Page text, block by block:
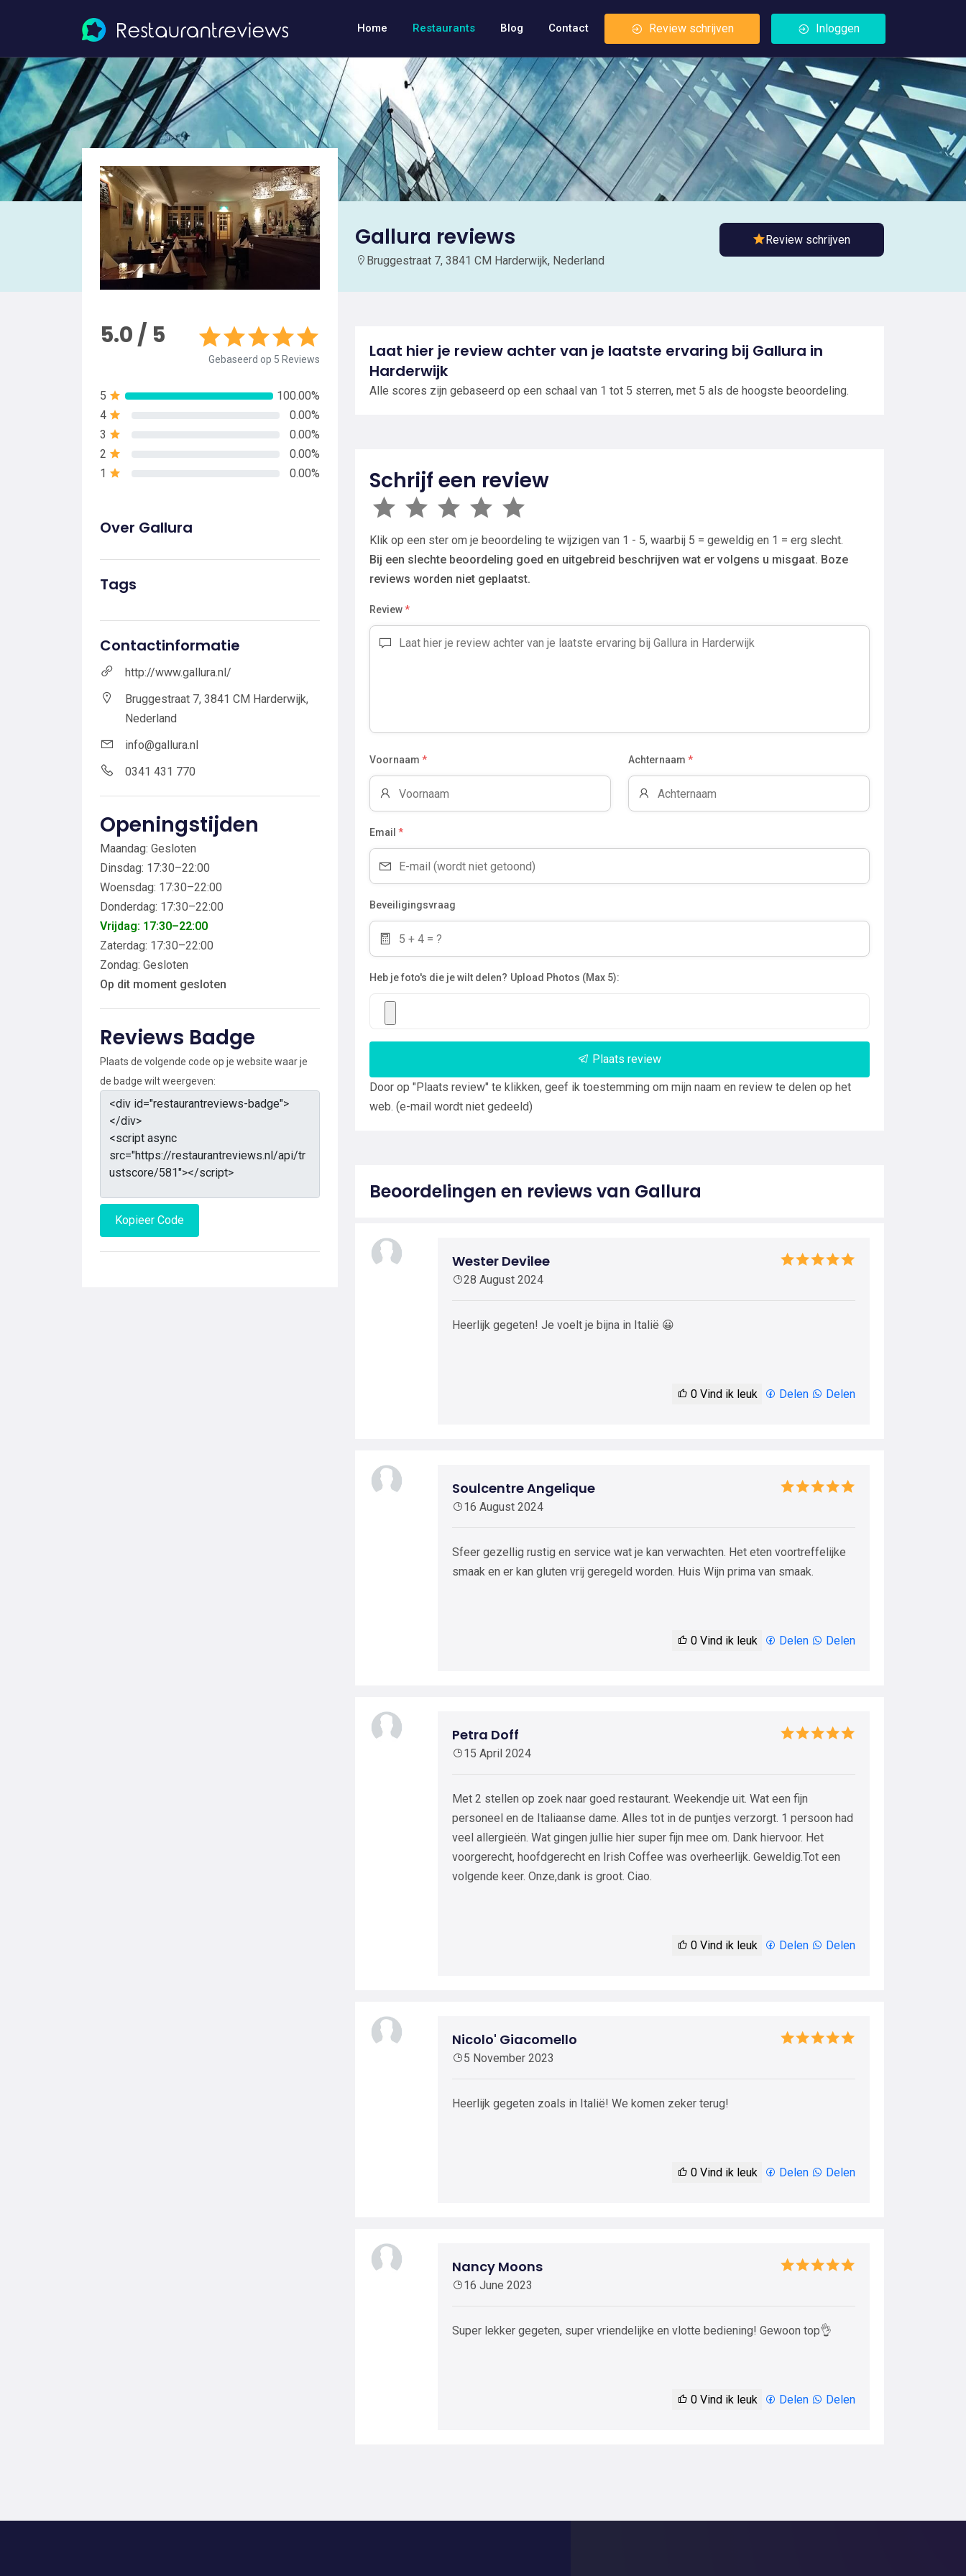
Home Restaurants Blog Contact Review schrijven Inloggen
Gallura reviews
Bruggestraat 7, 3841 CM Harderwijk, Nederland
Review schrijven
5.0 / 5
Gebaseerd op 5 Reviews
5
100.00%
4
0.00%
3
0.00%
2
0.00%
1
0.00%
Over Gallura
Tags
Contactinformatie
http://www.gallura.nl/
Bruggestraat 7, 3841 CM Harderwijk,
Nederland
info@gallura.nl
0341 431 770
Openingstijden
Maandag: Gesloten
Dinsdag: 17:30–22:00
Woensdag: 17:30–22:00
Donderdag: 17:30–22:00
Vrijdag: 17:30–22:00
Zaterdag: 17:30–22:00
Zondag: Gesloten
Op dit moment gesloten
Reviews Badge
Plaats de volgende code op je website waar je
de badge wilt weergeven:
Kopieer Code
Laat hier je review achter van je laatste ervaring bij Gallura in
Harderwijk
Alle scores zijn gebaseerd op een schaal van 1 tot 5 sterren, met 5 als de hoogste beoordeling.
Schrijf een review
Klik op een ster om je beoordeling te wijzigen van 1 - 5, waarbij 5 = geweldig en 1 = erg slecht.
Bij een slechte beoordeling goed en uitgebreid beschrijven wat er volgens u misgaat. Boze
reviews worden niet geplaatst.
Review*
Voornaam * Achternaam *
Email *
Beveiligingsvraag
Heb je foto's die je wilt delen? Upload Photos (Max 5):
Plaats review
Door op "Plaats review" te klikken, geef ik toestemming om mijn naam en review te delen op het
web. (e-mail wordt niet gedeeld)
Beoordelingen en reviews van Gallura
Wester Devilee
28 August 2024
Heerlijk gegeten! Je voelt je bijna in Italië 😀
0 Vind ik leuk Delen Delen
Soulcentre Angelique
16 August 2024
Sfeer gezellig rustig en service wat je kan verwachten. Het eten voortreffelijke
smaak en er kan gluten vrij geregeld worden. Huis Wijn prima van smaak.
0 Vind ik leuk Delen Delen
Petra Doff
15 April 2024
Met 2 stellen op zoek naar goed restaurant. Weekendje uit. Wat een fijn
personeel en de Italiaanse dame. Alles tot in de puntjes verzorgt. 1 persoon had
veel allergieën. Wat gingen jullie hier super fijn mee om. Dank hiervoor. Het
voorgerecht, hoofdgerecht en Irish Coffee was overheerlijk. Geweldig.Tot een
volgende keer. Onze,dank is groot. Ciao.
0 Vind ik leuk Delen Delen
Nicolo' Giacomello
5 November 2023
Heerlijk gegeten zoals in Italië! We komen zeker terug!
0 Vind ik leuk Delen Delen
Nancy Moons
16 June 2023
Super lekker gegeten, super vriendelijke en vlotte bediening! Gewoon top👌
0 Vind ik leuk Delen Delen